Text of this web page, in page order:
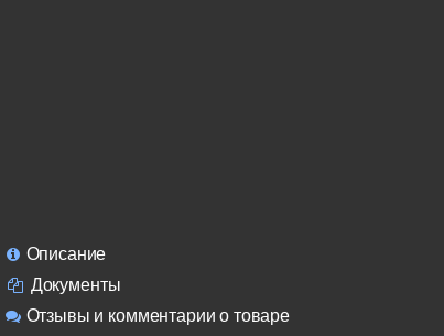
Описание
Документы
Отзывы и комментарии о товаре